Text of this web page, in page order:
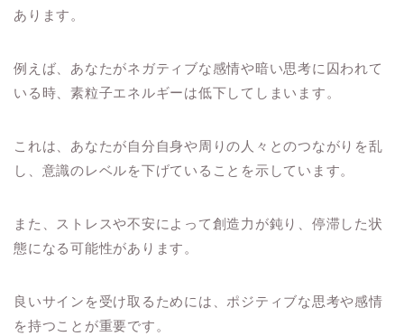
あります。
例えば、あなたがネガティブな感情や暗い思考に囚われて
いる時、素粒子エネルギーは低下してしまいます。
これは、あなたが自分自身や周りの人々とのつながりを乱
し、意識のレベルを下げていることを示しています。
また、ストレスや不安によって創造力が鈍り、停滞した状
態になる可能性があります。
良いサインを受け取るためには、ポジティブな思考や感情
を持つことが重要です。